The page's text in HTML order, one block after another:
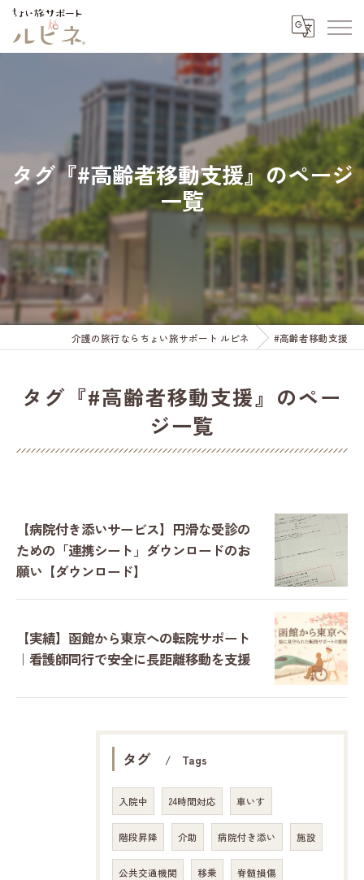
タグ『#高齢者移動支援』のページ
一覧
介護の旅行ならちょい旅サポート ルピネ #高齢者移動支援
タグ『#高齢者移動支援』のペー
ジ一覧
【病院付き添いサービス】円滑な受診の
ための「連携シート」ダウンロードのお
願い【ダウンロード】
【実績】函館から東京への転院サポート
｜看護師同行で安全に長距離移動を支援
タグ Tags
入院中 24時間対応 車いす
階段昇降 介助 病院付き添い 施設
公共交通機関 移乗 脊髄損傷